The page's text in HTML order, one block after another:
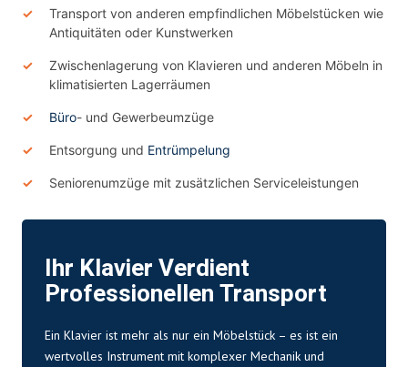
Transport von anderen empfindlichen Möbelstücken wie
Antiquitäten oder Kunstwerken
Zwischenlagerung von Klavieren und anderen Möbeln in
klimatisierten Lagerräumen
Büro- und Gewerbeumzüge
Entsorgung und Entrümpelung
Seniorenumzüge mit zusätzlichen Serviceleistungen
Ihr Klavier Verdient
Professionellen Transport
Ein Klavier ist mehr als nur ein Möbelstück – es ist ein
wertvolles Instrument mit komplexer Mechanik und